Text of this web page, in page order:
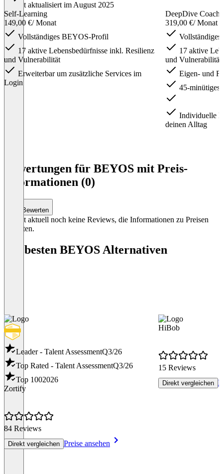
Zuletzt aktualisiert im August 2025
Self-Learning
149,00 €/ Monat
Vollständiges BEYOS-Profil
17 aktive Lebensbedürfnisse inkl. Resilienz
und Vulnerabilität ‍
Erweiterbar um zusätzliche Services im
Login
DeepDive
319,00 €/ Monat
17 aktive
und Vulnerabilität
Eigen- und
45-minütiges
Individuelle
deinen Alltag
Bewertungen für BEYOS mit Preis-
Informationen (0)
Bewerten
Es gibt aktuell noch keine Reviews, die Informationen zu Preisen
enthalten.
Die besten BEYOS Alternativen
Leader - Talent AssessmentQ3/26
Top Rated - Talent AssessmentQ3/26
Top 1002026
Zortify
84 Reviews
Direkt vergleichen Preise ansehen
HiBob
15 Reviews
Direkt vergleichen